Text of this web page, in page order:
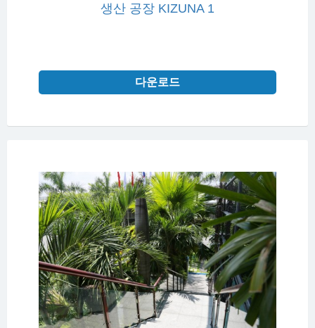
생산 공장 KIZUNA 1
다운로드